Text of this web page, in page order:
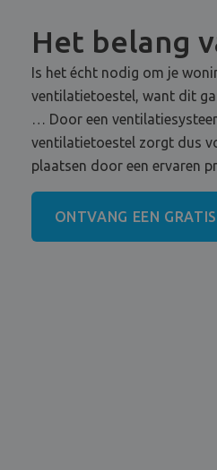
Het belang
Is het écht nodig om je
ventilatietoestel, want dit
… Door een
ventilatietoestel zorgt dus
plaatsen door een ervaren
ONTVANG EEN